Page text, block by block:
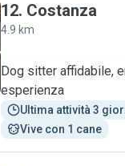
12. Costanza
4.9 km
Dog sitter affidabile,
esperienza
Ultima attività 3
Vive con 1 cane